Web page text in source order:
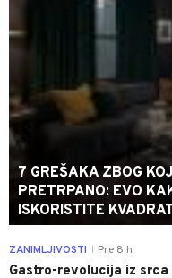
7 GREŠAKA ZBOG
PRETRPANO: EVO
ISKORISTITE
ZANIMLJIVOSTI Pre 8 h
Gastro-revolucija iz